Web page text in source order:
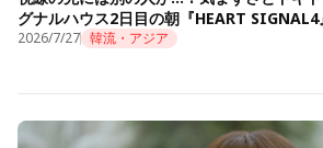
グナルハウス2日目の朝『HEART SIGNAL4
2026/7/27 韓流・アジア